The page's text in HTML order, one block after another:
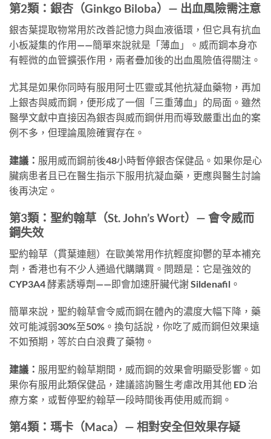
第2類：銀杏（Ginkgo Biloba）— 出血風險需注意
銀杏葉提取物常用於改善記憶力與血液循環，但它具有抗血
小板凝集的作用——簡單來說就是「薄血」。威而鋼本身亦
有輕微的血管擴張作用，兩者疊加後的出血風險值得關注。
尤其是如果你同時有服用阿士匹靈或其他抗凝血藥物，再加
上銀杏與威而鋼，便形成了一個「三重薄血」的局面。雖然
醫學文獻中直接因為銀杏與威而鋼併用而導致嚴重出血的案
例不多，但理論風險確實存在。
建議： 服用威而鋼前後48小時暫停銀杏保健品。如果你是心
臟病患者且已在醫生指示下服用抗凝血藥，更應與醫生討論
後再決定。
第3類：聖約翰草（St. John’s Wort）— 會令威而
鋼失效
聖約翰草（貫葉連翹）在歐美常用作抗輕度抑鬱的草本補充
劑，香港也有不少人通過代購購買。問題是：它是強效的
CYP3A4 酵素誘導劑——即會加速肝臟代謝 Sildenafil。
簡單來說，聖約翰草會令威而鋼在體內的濃度大幅下降，藥
效可能減弱30%至50%。換句話說，你吃了威而鋼但效果遠
不如預期，等於白白浪費了藥物。
建議： 服用聖約翰草期間，威而鋼的效果會明顯受影響。如
果你有服用此類保健品，建議諮詢醫生考慮改用其他 ED 治
療方案，或暫停聖約翰草一段時間後再使用威而鋼。
第4類：瑪卡（Maca）— 相對安全但效果存疑